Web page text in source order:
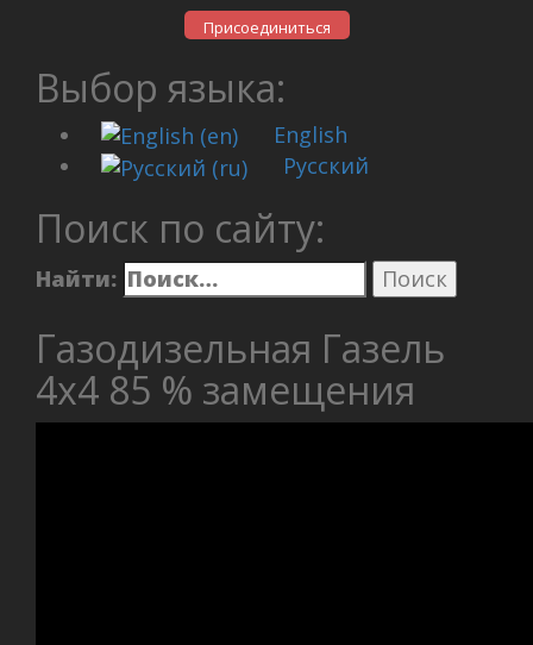
Присоединиться
Выбор языка:
English
Русский
Поиск по сайту:
Найти:
Газодизельная Газель
4х4 85 % замещения